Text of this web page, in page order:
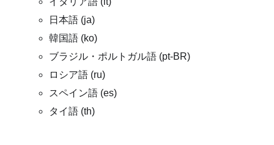
日本語 (ja)
韓国語 (ko)
ブラジル・ポルトガル語 (pt-BR)
ロシア語 (ru)
スペイン語 (es)
タイ語 (th)